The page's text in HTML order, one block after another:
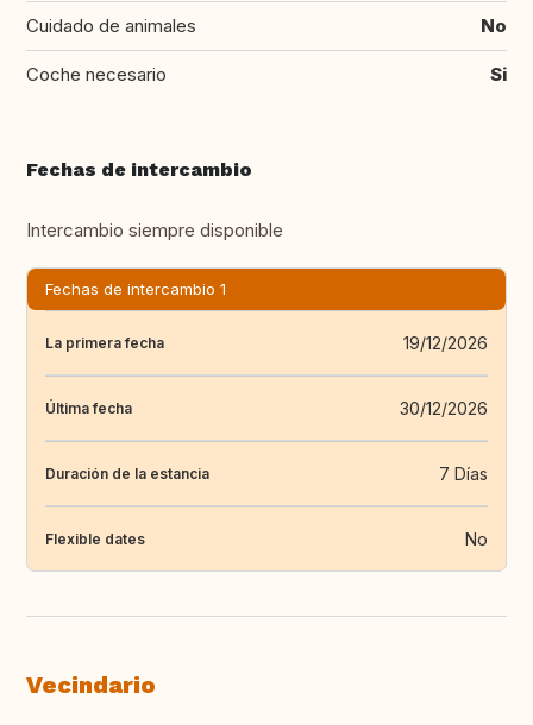
Cuidado de animales No
Coche necesario Si
Fechas de intercambio
Intercambio siempre disponible
Fechas de intercambio 1
La primera fecha 19/12/2026
Última fecha 30/12/2026
Duración de la estancia 7 Días
Flexible dates No
Vecindario